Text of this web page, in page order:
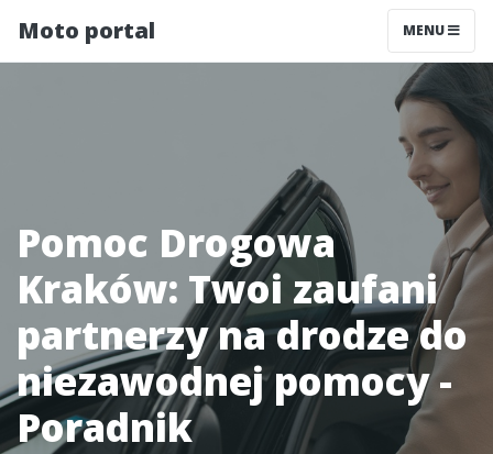
Moto portal MENU
Pomoc Drogowa
Kraków: Twoi zaufani
partnerzy na drodze do
niezawodnej pomocy -
Poradnik